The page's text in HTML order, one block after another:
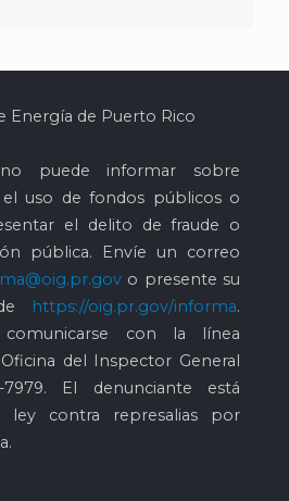
Energía de Puerto Rico
puede informar sobre
el uso de fondos públicos o
el delito de fraude o
pública. Envíe un correo
o presente su
https://oig.pr.gov/informa.
con la línea
del Inspector General
7979. El denunciante está
contra represalias por